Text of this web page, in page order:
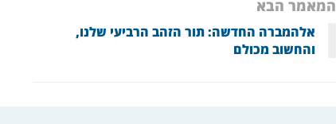
המאמר הבא
אלהמברה החדשה: תור הזהב הרביעי שלנו,
והחשוב מכולם